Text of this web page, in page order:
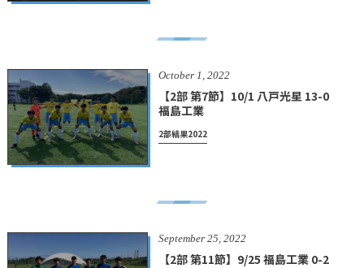
October 1 ,2022
【2部 第7節】10/1 八戸光星 13-0
福島工業
2部結果2022
September 25 ,2022
【2部 第11節】9/25 福島工業 0-2